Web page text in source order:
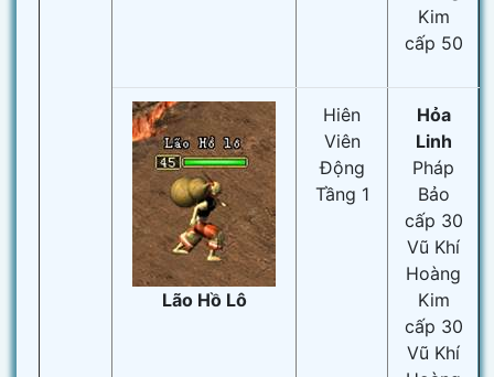
Kim
cấp 50
Lão Hồ Lô
Hiên
Viên
Động
Tầng 1
Hỏa
Linh
Pháp
Bảo
cấp 30
Vũ Khí
Hoàng
Kim
cấp 30
Vũ Khí